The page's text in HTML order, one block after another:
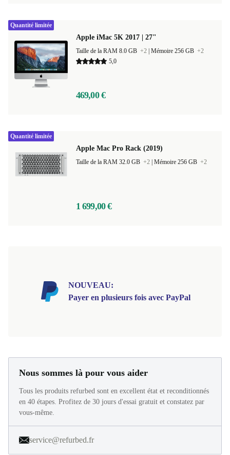
Apple iMac 5K 2017 | 27"
Taille de la RAM 8.0 GB +2 Mémoire 256 GB +2
5,0
469,00 €
Quantité limitée
Apple Mac Pro Rack (2019)
Taille de la RAM 32.0 GB +2 Mémoire 256 GB +2
1 699,00 €
Quantité limitée
NOUVEAU:
Payer en plusieurs fois avec PayPal
Nous sommes là pour vous aider
Tous les produits refurbed sont en excellent état et reconditionnés
en 40 étapes. Profitez de 30 jours d'essai gratuit et constatez par
vous-même.
service@refurbed.fr